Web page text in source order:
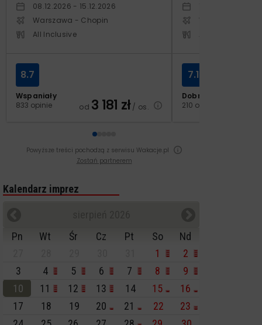
08.12.2026 - 15.12.2026
Warszawa - Chopin
All Inclusive
Wspaniały
833 opinie
8.7
od 3 181 zł/ os.
Warszawa -
Dobry
210 opinii
7.1
Powyższe treści pochodzą z serwisu Wakacje.pl
Zostań partnerem
Kalendarz imprez
Pn
Wt Śr Cz Pt So
Nd
1
2
3
4 5 6 7 8
9
10
11 12 13 14 15
16
17
18 19 20 21 22
23